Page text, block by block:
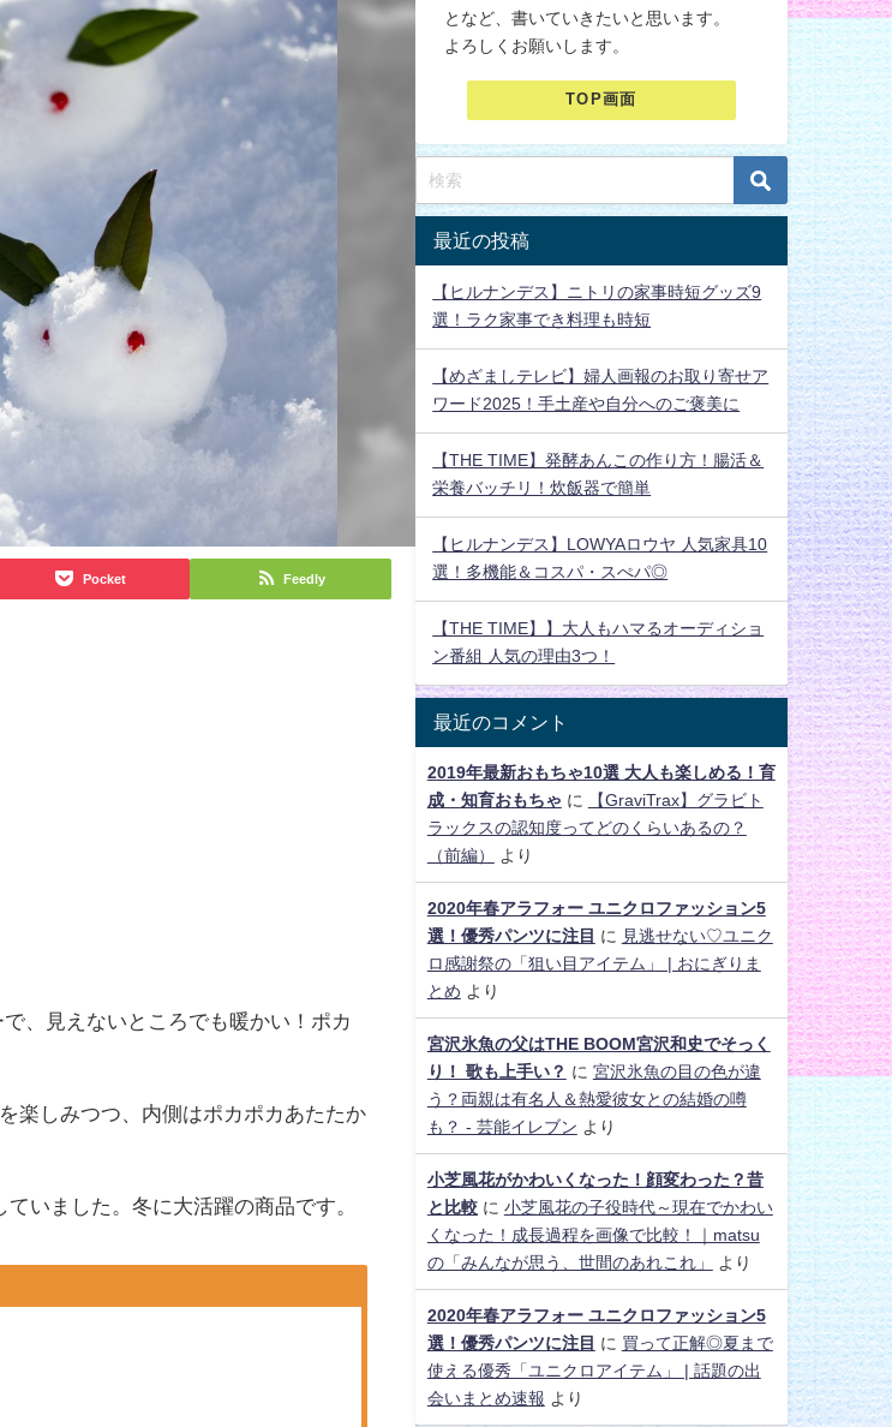
Pocket Feedly
、見えないところでも暖かい！ポカ
楽しみつつ、内側はポカポカあたたか
いました。冬に大活躍の商品です。
となど、書いていきたいと思います。
よろしくお願いします。
TOP画面
最近の投稿
【ヒルナンデス】ニトリの家事時短グッズ9
選！ラク家事でき料理も時短
【めざましテレビ】婦人画報のお取り寄せア
ワード2025！手土産や自分へのご褒美に
【THE TIME】発酵あんこの作り方！腸活＆
栄養バッチリ！炊飯器で簡単
【ヒルナンデス】LOWYAロウヤ 人気家具10
選！多機能＆コスパ・スぺパ◎
【THE TIME】】大人もハマるオーディショ
ン番組 人気の理由3つ！
最近のコメント
2019年最新おもちゃ10選 大人も楽しめる！育
成・知育おもちゃ に
【GraviTrax】グラビト
ラックスの認知度ってどのくらいあるの？
（前編）
より
2020年春アラフォー ユニクロファッション5
選！優秀パンツに注目 に
見逃せない♡ユニク
ロ感謝祭の「狙い目アイテム」 | おにぎりま
とめ より
宮沢氷魚の父はTHE BOOM宮沢和史でそっく
り！ 歌も上手い？ に 宮沢氷魚の目の色が違
う？両親は有名人＆熱愛彼女との結婚の噂
も？ - 芸能イレブン より
小芝風花がかわいくなった！顔変わった？昔
と比較に 小芝風花の子役時代～現在でかわい
くなった！成長過程を画像で比較！｜matsu
の「みんなが思う、世間のあれこれ」
より
2020年春アラフォー ユニクロファッション5
選！優秀パンツに注目 に 買って正解◎夏まで
使える優秀「ユニクロアイテム」 | 話題の出
会いまとめ速報 より